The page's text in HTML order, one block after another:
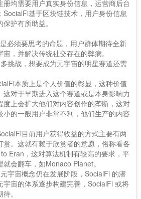
均需要用户真实身份信息，运营商后台
基于区块链技术，用户身份信息
护有所助益。
必须要思考的命题，用户群体期待全新
，并解决传统社交存在的弊病。
挑战，想要成为元宇宙的明星赛道还需
本质上是个人价值的彰显，这种价值
这对于早期进入这个赛道或是本身影响力
度上会扩大他们对内容创作的垄断，这对
的一般用户非常不利，他们生产的内容
目前用户获得收益的方式主要有两
。这就有赖于欣赏者的意愿，俗称看各
Eran，这对算法机制有较高的要求，平
会翻车，如Monaco Planet。
宇宙概念仍在发展阶段，SocialFi 的潜
宇宙的体系逐步构建完善，SocialFi 或将
。